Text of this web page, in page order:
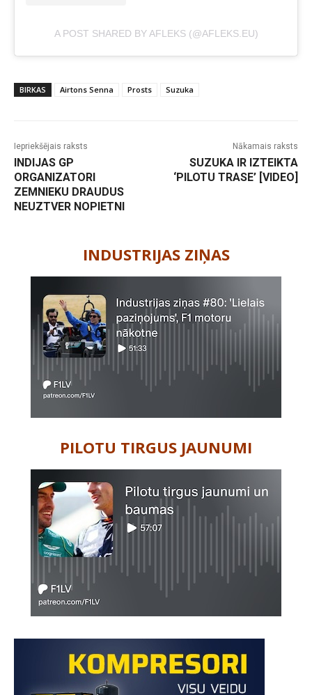
A POST SHARED BY AFLEKS (@AFLEKS.EU)
BIRKAS Airtons Senna Prosts Suzuka
Iepriekšējais raksts
INDIJAS GP
ORGANIZATORI
ZEMNIEKU DRAUDUS
NEUZTVER NOPIETNI
Nākamais raksts
SUZUKA IR IZTEIKTA
‘PILOTU TRASE’ [VIDEO]
INDUSTRIJAS ZIŅAS
PILOTU TIRGUS JAUNUMI